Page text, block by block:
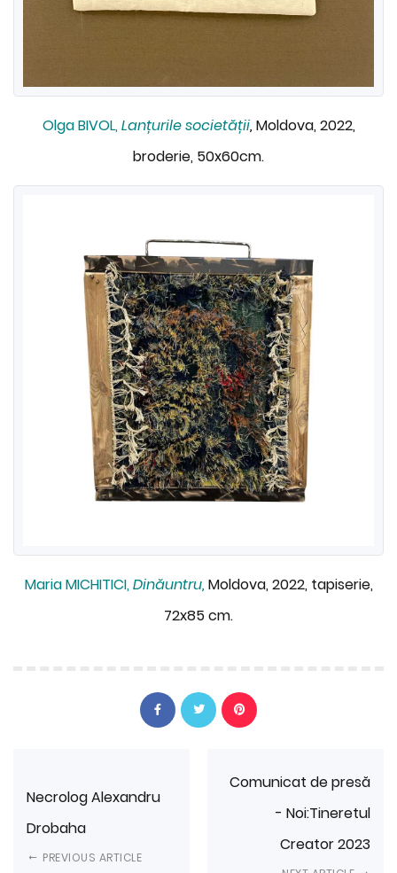
Olga BIVOL,Lanțurile societății, Moldova, 2022,
broderie, 50x60cm.
Maria MICHITICI,Dinăuntru, Moldova, 2022, tapiserie,
72x85 cm.
Necrolog Alexandru
Drobaha
PREVIOUS ARTICLE
Comunicat de presă
- Noi:Tineretul
Creator 2023